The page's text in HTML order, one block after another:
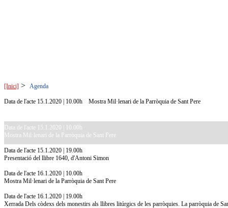
[Inici] > Agenda
Data de l'acte 15.1.2020 | 10.00h Mostra Mil·lenari de la Parròquia de Sant Pere
Data de l'acte 15.1.2020 | 10.00h
Mostra Mil·lenari de la Parròquia de Sant Pere
Data de l'acte 15.1.2020 | 19.00h
Presentació del llibre 1640, d'Antoni Simon
Data de l'acte 16.1.2020 | 10.00h
Mostra Mil·lenari de la Parròquia de Sant Pere
Data de l'acte 16.1.2020 | 19.00h
Xerrada Dels còdexs dels monestirs als llibres litúrgics de les parròquies. La parròquia de